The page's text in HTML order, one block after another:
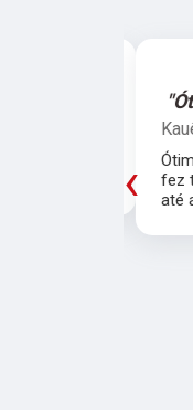
fez
até
‹